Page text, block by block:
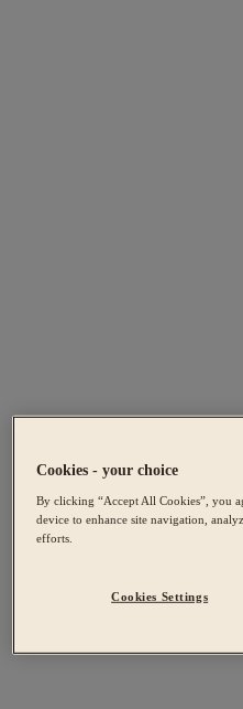
Cookies - your choice
By clicking “Accept All Cookies”, you
device to enhance site navigation,
efforts.
Cookies Settings